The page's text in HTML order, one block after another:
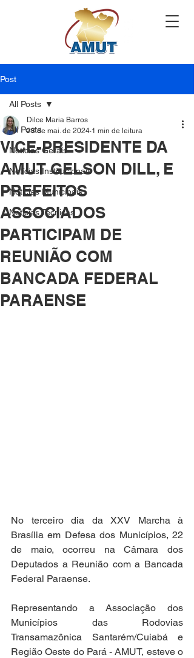
Post
All Posts
Notícias Gerais
Notícias Institucionais
Notícias Municipais
Notícias Técnicas
All Posts
VICE-PRESIDENTE DA
AMUT GELSON DILL, E
PREFEITOS
ASSOCIADOS
PARTICIPAM DE
REUNIÃO COM
BANCADA FEDERAL
PARAENSE
Dilce Maria Barros
23 de mai. de 2024 1 min de leitura
No terceiro dia da XXV Marcha à
Brasília em Defesa dos Municípios, 22
de maio, ocorreu na Câmara dos
Deputados a Reunião com a Bancada
Federal Paraense.
Representando a Associação dos
Municípios das Rodovias
Transamazônica Santarém/Cuiabá e
Região Oeste do Pará - AMUT, esteve o